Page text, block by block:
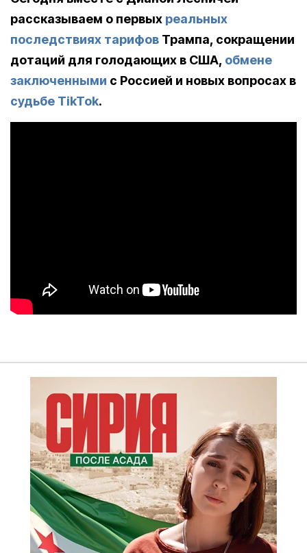
рассказываем о первых реальных
последствиях тарифов Трампа, сокращении
дотаций для голодающих в США, обмене
заключенными с Россией и новых вопросах в
судьбе TikTok.